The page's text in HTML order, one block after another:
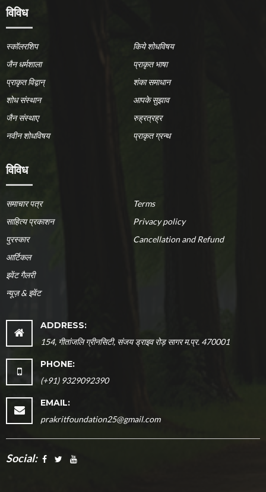
विविध
स्कॉलरशिप
जैन धर्मशाला
प्राकृत विद्वान्
शोध संस्थान
जैन संस्थाए
नवीन शोधविषय
किये शोधविषय
प्राकृत भाषा
शंका समाधान
आपके सुझाव
रुह्रत्रह्र
प्राकृत ग्रन्थ
विविध
समाचार पत्र
साहित्य प्रकाशन
पुरस्कार
आर्टिकल
इवेंट गैलरी
न्यूज़ & इवेंट
Terms
Privacy policy
Cancellation and Refund
ADDRESS:
154, गीतांजलि ग्रीनसिटी, संजय ड्राइव रोड़ सागर म.प्र. 470001
PHONE:
(+91) 9329092390
EMAIL:
prakritfoundation25@gmail.com
Social: